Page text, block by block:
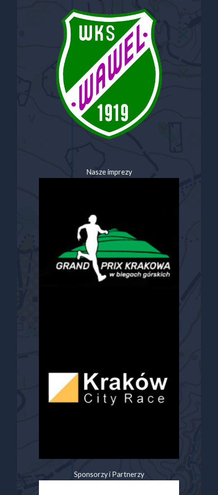
Nasze imprezy
Sponsorzy i Partnerzy